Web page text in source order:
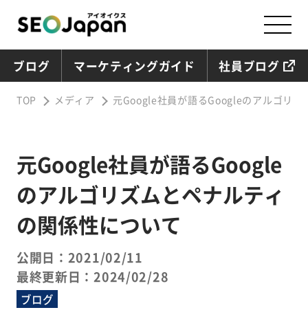
ブログ マーケティングガイド 社員ブログ
TOP メディア 元Google社員が語るGoogleのアルゴリズ
元Google社員が語るGoogle
のアルゴリズムとペナルティ
の関係性について
公開日：2021/02/11
最終更新日：2024/02/28
ブログ